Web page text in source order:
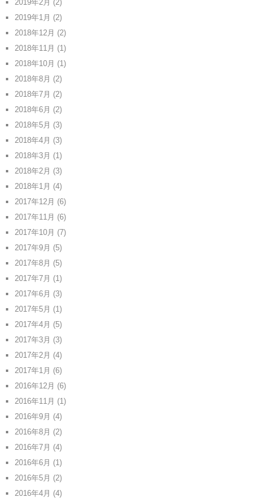
2019年2月 (2)
2019年1月 (2)
2018年12月 (2)
2018年11月 (1)
2018年10月 (1)
2018年8月 (2)
2018年7月 (2)
2018年6月 (2)
2018年5月 (3)
2018年4月 (3)
2018年3月 (1)
2018年2月 (3)
2018年1月 (4)
2017年12月 (6)
2017年11月 (6)
2017年10月 (7)
2017年9月 (5)
2017年8月 (5)
2017年7月 (1)
2017年6月 (3)
2017年5月 (1)
2017年4月 (5)
2017年3月 (3)
2017年2月 (4)
2017年1月 (6)
2016年12月 (6)
2016年11月 (1)
2016年9月 (4)
2016年8月 (2)
2016年7月 (4)
2016年6月 (1)
2016年5月 (2)
2016年4月 (4)